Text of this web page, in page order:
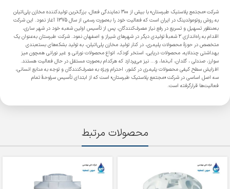
شرکت «مجتمع پلاستیک طبرستان» با بیش از 300 نمایندگی فعال، بزرگ‌ترین تولیدکننده مخازن پلی‌اتیلن
به روش روتومولدینگ در ایران است که فعالیت خود را به‌صورت رسمی از سال 1375 آغاز نمود. این شرکت
به‌منظور تسهیل و تسریع در رفع نیاز مصرف‌کنندگان، پس از تأسیس اولین شعبه خود در شهر ساری،
اقدام به راه‌اندازی 2 شعبۀ تولیدی دیگر در شهرهای شیراز و اصفهان نمود. شرکت طبرستان به‌عنوان یک
متخصص در حوزۀ محصولات پلیمری، در کنار تولید مخازن پلی‌اتیلن، به تولید بشکه‌های بسته‌بندی
بهداشتی چندلایه، محصولات دریایی، استخر کودک، انواع محصولات نورانی و غیر نورانی همچون میز
سوارز، صندلی ، گلدان، آب‌نما، و... نیز می‌پردازد که هرکدام به‌صورت مستقل در حال فعالیت هستند.
افزایش سطح کیفی محصولات پلیمری در کشور، احترام ویژه به مصرف‌کنندگان و توجه به منابع انسانی،
سه اصل اساسی در شرکت «مجتمع پلاستیک طبرستان» است که از ابتدای تأسیس سرلوحۀ تمام
فعالیت‌ها قرارگرفته است.
محصولات مرتبط